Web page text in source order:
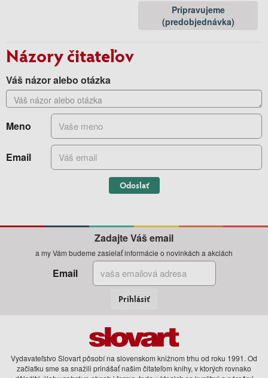
Pripravujeme
(predobjednávka)
Názory čitateľov
Váš názor alebo otázka
Meno
Email
Odoslať
Zadajte Váš email
a my Vám budeme zasielať informácie o novinkách a akciách
Email
Prihlásiť
Vydavateľstvo Slovart pôsobí na slovenskom knižnom trhu od roku 1991. Od
začiatku sme sa snažili prinášať našim čitateľom knihy, v ktorých rovnako